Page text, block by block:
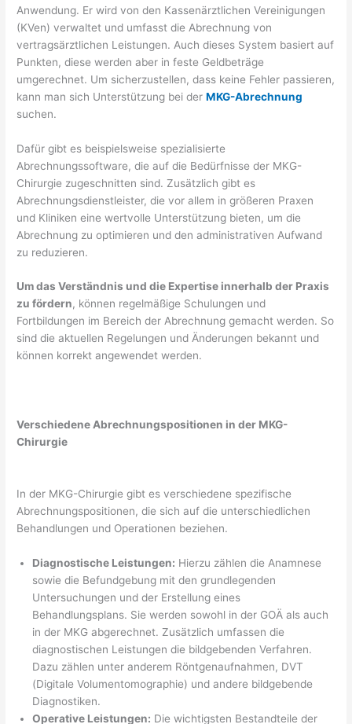
Anwendung. Er wird von den Kassenärztlichen Vereinigungen
(KVen) verwaltet und umfasst die Abrechnung von
vertragsärztlichen Leistungen. Auch dieses System basiert auf
Punkten, diese werden aber in feste Geldbeträge
umgerechnet. Um sicherzustellen, dass keine Fehler passieren,
kann man sich Unterstützung bei derMKG-Abrechnung
suchen.
Dafür gibt es beispielsweise spezialisierte
Abrechnungssoftware, die auf die Bedürfnisse der MKG-
Chirurgie zugeschnitten sind. Zusätzlich gibt es
Abrechnungsdienstleister, die vor allem in größeren Praxen
und Kliniken eine wertvolle Unterstützung bieten, um die
Abrechnung zu optimieren und den administrativen Aufwand
zu reduzieren.
Um das Verständnis und die Expertise innerhalb der Praxis
zu fördern, können regelmäßige Schulungen und
Fortbildungen im Bereich der Abrechnung gemacht werden. So
sind die aktuellen Regelungen und Änderungen bekannt und
können korrekt angewendet werden.
Verschiedene Abrechnungspositionen in der MKG-
Chirurgie
In der MKG-Chirurgie gibt es verschiedene spezifische
Abrechnungspositionen, die sich auf die unterschiedlichen
Behandlungen und Operationen beziehen.
Diagnostische Leistungen: Hierzu zählen die Anamnese
sowie die Befundgebung mit den grundlegenden
Untersuchungen und der Erstellung eines
Behandlungsplans. Sie werden sowohl in der GOÄ als auch
in der MKG abgerechnet. Zusätzlich umfassen die
diagnostischen Leistungen die bildgebenden Verfahren.
Dazu zählen unter anderem Röntgenaufnahmen, DVT
(Digitale Volumentomographie) und andere bildgebende
Diagnostiken.
Operative Leistungen: Die wichtigsten Bestandteile der